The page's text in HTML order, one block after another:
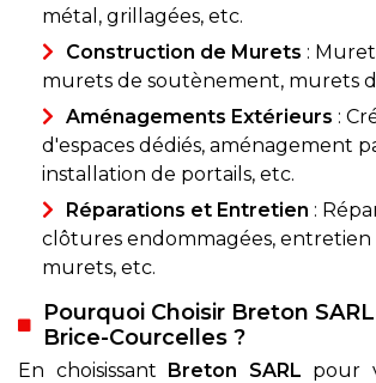
métal, grillagées, etc.
Construction de Murets :
murets de soutènement, murets
Aménagements Extérieurs :
d'espaces dédiés, aménagement
installation de portails, etc.
Réparations et Entretien :
clôtures endommagées,
murets, etc.
Pourquoi Choisir Breton
Brice-Courcelles ?
En choisissant Breton SARL pour